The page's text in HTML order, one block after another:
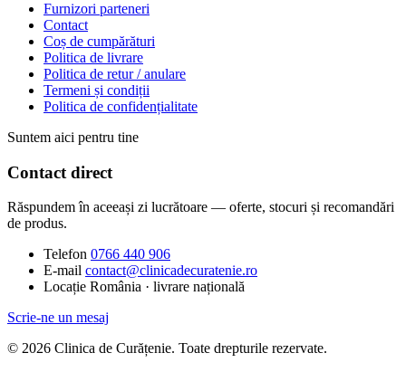
Furnizori parteneri
Contact
Coș de cumpărături
Politica de livrare
Politica de retur / anulare
Termeni și condiții
Politica de confidențialitate
Suntem aici pentru tine
Contact direct
Răspundem în aceeași zi lucrătoare — oferte, stocuri și recomandări
de produs.
Telefon 0766 440 906
E-mail contact@clinicadecuratenie.ro
Locație România · livrare națională
Scrie-ne un mesaj
© 2026 Clinica de Curățenie. Toate drepturile rezervate.